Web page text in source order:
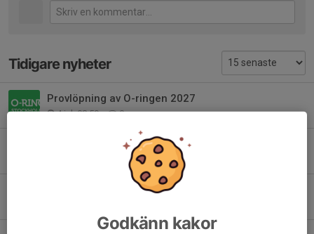
Tidigare nyheter
Provlöpning av O-ringen 2027
4 jul, 08:59 0
GOK i Hamnen torsdag 25 juni
0
Sommar i Gustavsbergs Hamn
Godkänn kakor